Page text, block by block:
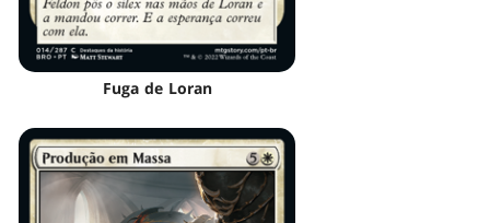
Fuga de Loran